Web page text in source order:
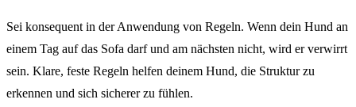
Sei konsequent in der Anwendung von Regeln. Wenn dein Hund an
einem Tag auf das Sofa darf und am nächsten nicht, wird er verwirrt
sein. Klare, feste Regeln helfen deinem Hund, die Struktur zu
erkennen und sich sicherer zu fühlen.